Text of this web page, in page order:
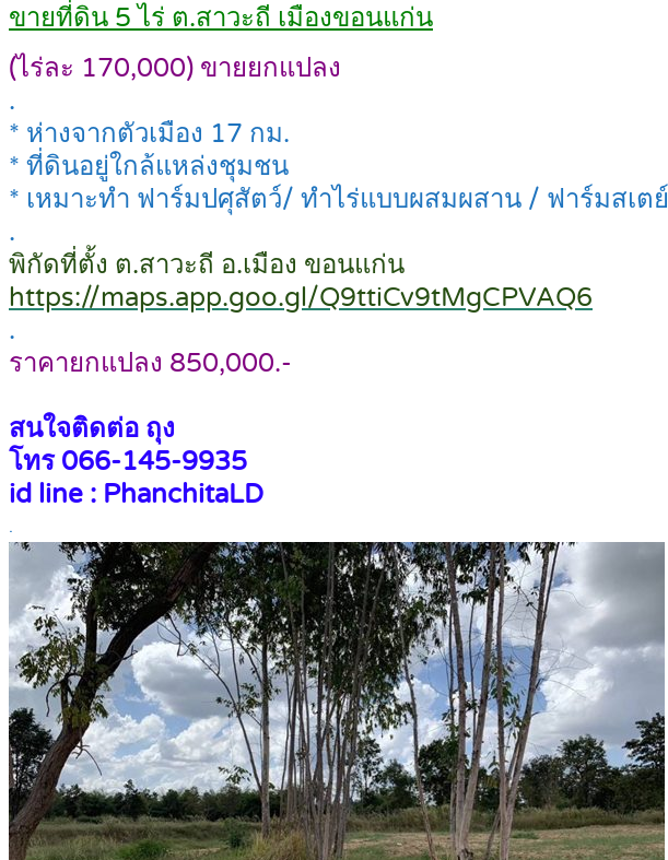
ขายที่ดิน 5 ไร่ ต.สาวะถี เมืองขอนแก่น
(ไร่ละ 170,000) ขายยกแปลง
.
* ห่างจากตัวเมือง 17 กม.
* ที่ดินอยู่ใกล้แหล่งชุมชน
* เหมาะทำ ฟาร์มปศุสัตว์/ ทำไร่แบบผสมผสาน / ฟาร์มสเตย์
.
พิกัดที่ตั้ง ต.สาวะถี อ.เมือง ขอนแก่น
https://maps.app.goo.gl/Q9ttiCv9tMgCPVAQ6
.
ราคายกแปลง 850,000.-
สนใจติดต่อ ถุง
โทร 066-145-9935
id line : PhanchitaLD
.